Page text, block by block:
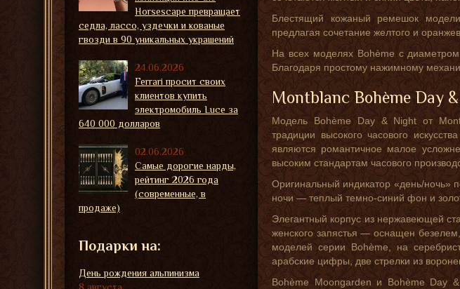
Блестящий кожаный ремешок
предлагая сочетание желтого и
На всех моделях Bohème с
Благодаря простому нажимному
Montblanc Bohème Day
Модель Bohème Day & Night от
традиции высокого часового
являются романтичное малое
высоким стандартам часового
Оригинальный индикатор «день/ночь»
ночи — теплый темно-синий фон и
Элегантный корпус из нержавеющей
женского запястья — оснащен
моделей серии Bohème, на
арабские цифры, две стрелки из
Bohème Moongarden и Bohème Day
Horsescape превращает
седла, лассо, уздечки и кованые
гвозди в 90 уникальных украшений
24.06.2026
Ferrari просит своих
клиентов купить
электромобиль Luce за
640 000 долларов
02.06.2026
Самые дорогие нарды,
рейтинг 2026 года
(современные, в
продаже)
Подарки на:
День рождения альпинизма